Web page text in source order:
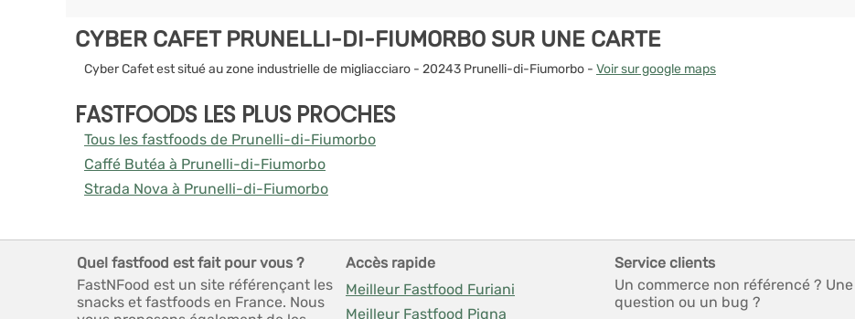
CYBER CAFET PRUNELLI-DI-FIUMORBO SUR UNE CARTE
Cyber Cafet est situé au zone industrielle de migliacciaro - 20243 Prunelli-di-Fiumorbo - Voir sur google maps
FASTFOODS LES PLUS PROCHES
Tous les fastfoods de Prunelli-di-Fiumorbo
Caffé Butéa à Prunelli-di-Fiumorbo
Strada Nova à Prunelli-di-Fiumorbo
Quel fastfood est fait pour vous ?
FastNFood est un site référençant les
snacks et fastfoods en France. Nous
Accès rapide
Meilleur Fastfood Furiani
Meilleur Fastfood Pigna
Service clients
Un commerce non référencé ? Une
question ou un bug ?